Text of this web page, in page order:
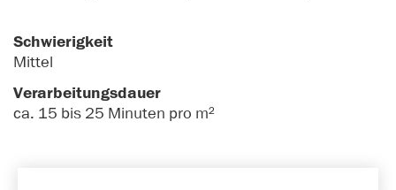
Schwierigkeit
Mittel
Verarbeitungsdauer
ca. 15 bis 25 Minuten pro m²